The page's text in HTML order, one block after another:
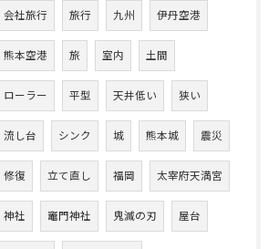
会社旅行 旅行 九州 伊丹空港
熊本空港 旅 室内 土間
ローラー 平型 天井低い 狭い
流し台 シンク 城 熊本城 震災
修復 立て直し 福岡 太宰府天満宮
神社 竈門神社 鬼滅の刃 屋台